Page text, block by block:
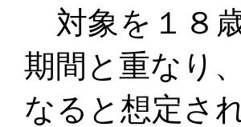
対象を１８
期間と重なり
なると 想定さ